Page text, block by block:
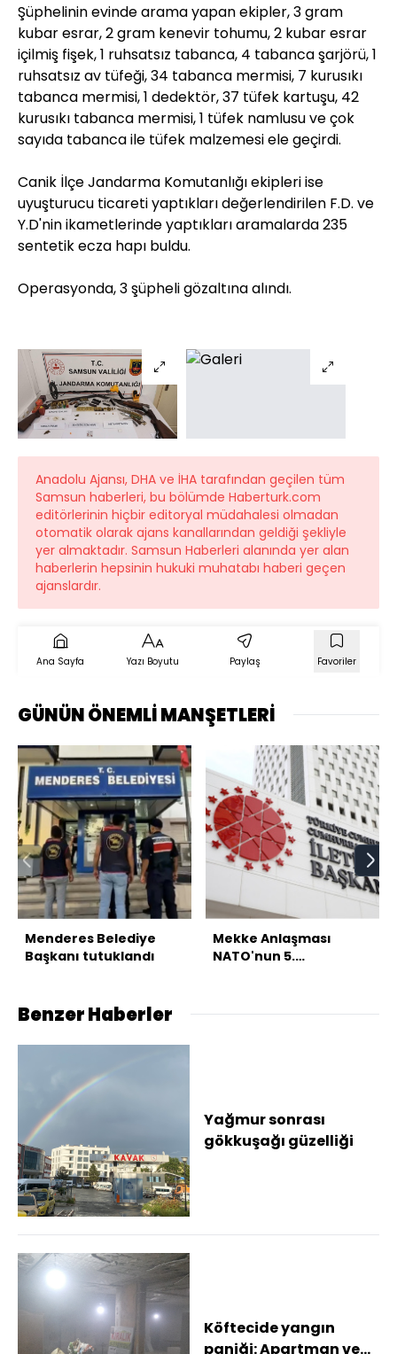
Şüphelinin evinde arama yapan ekipler, 3 gram
kubar esrar, 2 gram kenevir tohumu, 2 kubar esrar
içilmiş fişek, 1 ruhsatsız tabanca, 4 tabanca şarjörü, 1
ruhsatsız av tüfeği, 34 tabanca mermisi, 7 kurusıkı
tabanca mermisi, 1 dedektör, 37 tüfek kartuşu, 42
kurusıkı tabanca mermisi, 1 tüfek namlusu ve çok
sayıda tabanca ile tüfek malzemesi ele geçirdi.
Canik İlçe Jandarma Komutanlığı ekipleri ise
uyuşturucu ticareti yaptıkları değerlendirilen F.D. ve
Y.D'nin ikametlerinde yaptıkları aramalarda 235
sentetik ecza hapı buldu.
Operasyonda, 3 şüpheli gözaltına alındı.
Anadolu Ajansı, DHA ve İHA tarafından geçilen tüm
Samsun haberleri, bu bölümde Haberturk.com
editörlerinin hiçbir editoryal müdahalesi olmadan
otomatik olarak ajans kanallarından geldiği şekliyle
yer almaktadır. Samsun Haberleri alanında yer alan
haberlerin hepsinin hukuki muhatabı haberi geçen
ajanslardır.
Ana Sayfa Yazı Boyutu Paylaş Favoriler
GÜNÜN ÖNEMLİ MANŞETLERİ
Menderes Belediye
Başkanı tutuklandı
Mekke Anlaşması
NATO'nun 5.
Benzer Haberler
Yağmur sonrası
gökkuşağı güzelliği
Köftecide yangın
paniği: Apartman ve